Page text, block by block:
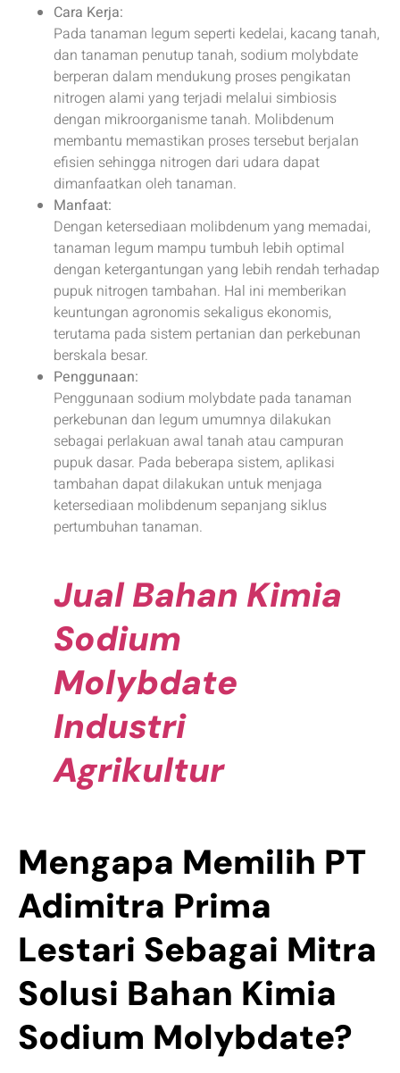
Cara Kerja:
Pada tanaman legum seperti kedelai, kacang tanah,
dan tanaman penutup tanah, sodium molybdate
berperan dalam mendukung proses pengikatan
nitrogen alami yang terjadi melalui simbiosis
dengan mikroorganisme tanah. Molibdenum
membantu memastikan proses tersebut berjalan
efisien sehingga nitrogen dari udara dapat
dimanfaatkan oleh tanaman.
Manfaat:
Dengan ketersediaan molibdenum yang memadai,
tanaman legum mampu tumbuh lebih optimal
dengan ketergantungan yang lebih rendah terhadap
pupuk nitrogen tambahan. Hal ini memberikan
keuntungan agronomis sekaligus ekonomis,
terutama pada sistem pertanian dan perkebunan
berskala besar.
Penggunaan:
Penggunaan sodium molybdate pada tanaman
perkebunan dan legum umumnya dilakukan
sebagai perlakuan awal tanah atau campuran
pupuk dasar. Pada beberapa sistem, aplikasi
tambahan dapat dilakukan untuk menjaga
ketersediaan molibdenum sepanjang siklus
pertumbuhan tanaman.
Jual Bahan Kimia
Sodium
Molybdate
Industri
Agrikultur
Mengapa Memilih PT
Adimitra Prima
Lestari Sebagai Mitra
Solusi Bahan Kimia
Sodium Molybdate?